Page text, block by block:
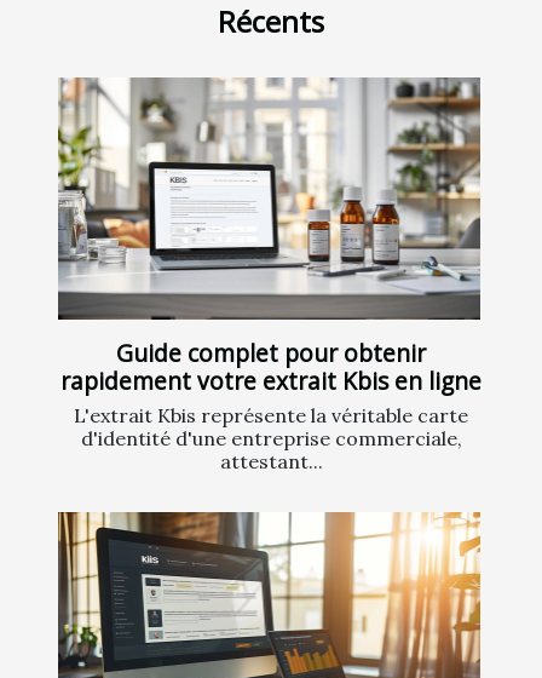
Récents
Guide complet pour obtenir
rapidement votre extrait Kbis en ligne
L'extrait Kbis représente la véritable carte
d'identité d'une entreprise commerciale,
attestant...